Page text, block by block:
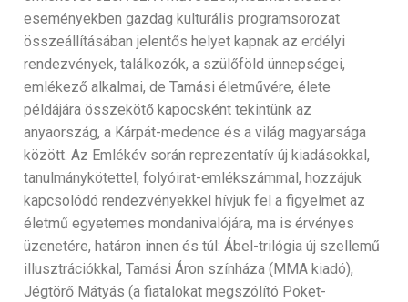
eseményekben gazdag kulturális programsorozat
összeállításában jelentős helyet kapnak az erdélyi
rendezvények, találkozók, a szülőföld ünnepségei,
emlékező alkalmai, de Tamási életművére, élete
példájára összekötő kapocsként tekintünk az
anyaország, a Kárpát-medence és a világ magyarsága
között. Az Emlékév során reprezentatív új kiadásokkal,
tanulmánykötettel, folyóirat-emlékszámmal, hozzájuk
kapcsolódó rendezvényekkel hívjuk fel a figyelmet az
életmű egyetemes mondanivalójára, ma is érvényes
üzenetére, határon innen és túl: Ábel-trilógia új szellemű
illusztrációkkal, Tamási Áron színháza (MMA kiadó),
Jégtörő Mátyás (a fiatalokat megszólító Poket-